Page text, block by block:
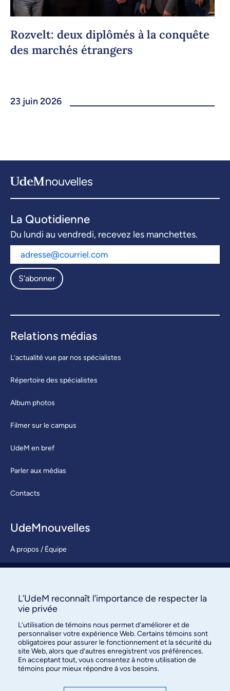
Rozvelt: deux diplômés à la conquête
des marchés étrangers
23 juin 2026
La Quotidienne
Du lundi au vendredi, recevez les manchettes.
S'abonner
Relations médias
L’actualité vue par nos spécialistes
Répertoire des spécialistes
Album photos
Filmer sur le campus
UdeM en bref
Parler aux médias
Contacts
UdeMnouvelles
À propos / Équipe
S’abonner
Bureau des communications et
des relations publiques
L’UdeM reconnaît l’importance de respecter la
vie privée
L’utilisation de témoins nous permet d’améliorer et de
personnaliser votre expérience Web. Certains témoins sont
obligatoires pour assurer le fonctionnement et la sécurité du
site Web, alors que d’autres enregistrent vos préférences.
En acceptant tout, vous consentez à notre utilisation de
témoins pour mieux répondre à vos besoins.